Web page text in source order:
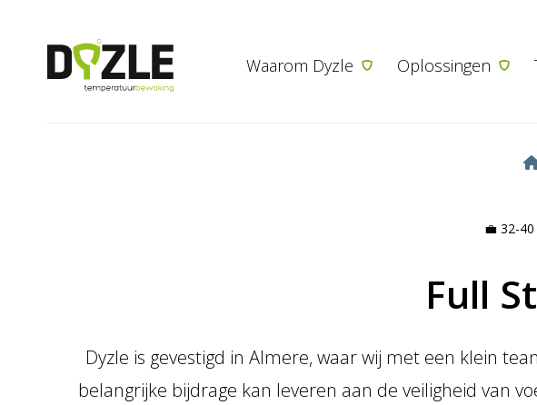
Waarom Dyzle Oplossingen
💼 32-
Full
Dyzle is gevestigd in Almere, waar wij met een klein
belangrijke bijdrage kan leveren aan de veiligheid van